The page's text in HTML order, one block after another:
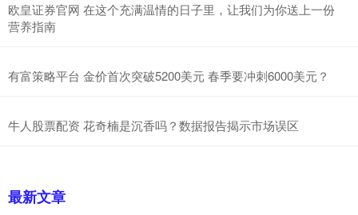
欧皇证券官网 在这个充满温情的日子里，让我们为你送上一份
营养指南
有富策略平台 金价首次突破5200美元 春季要冲刺6000美元？
牛人股票配资 花奇楠是沉香吗？数据报告揭示市场误区
最新文章